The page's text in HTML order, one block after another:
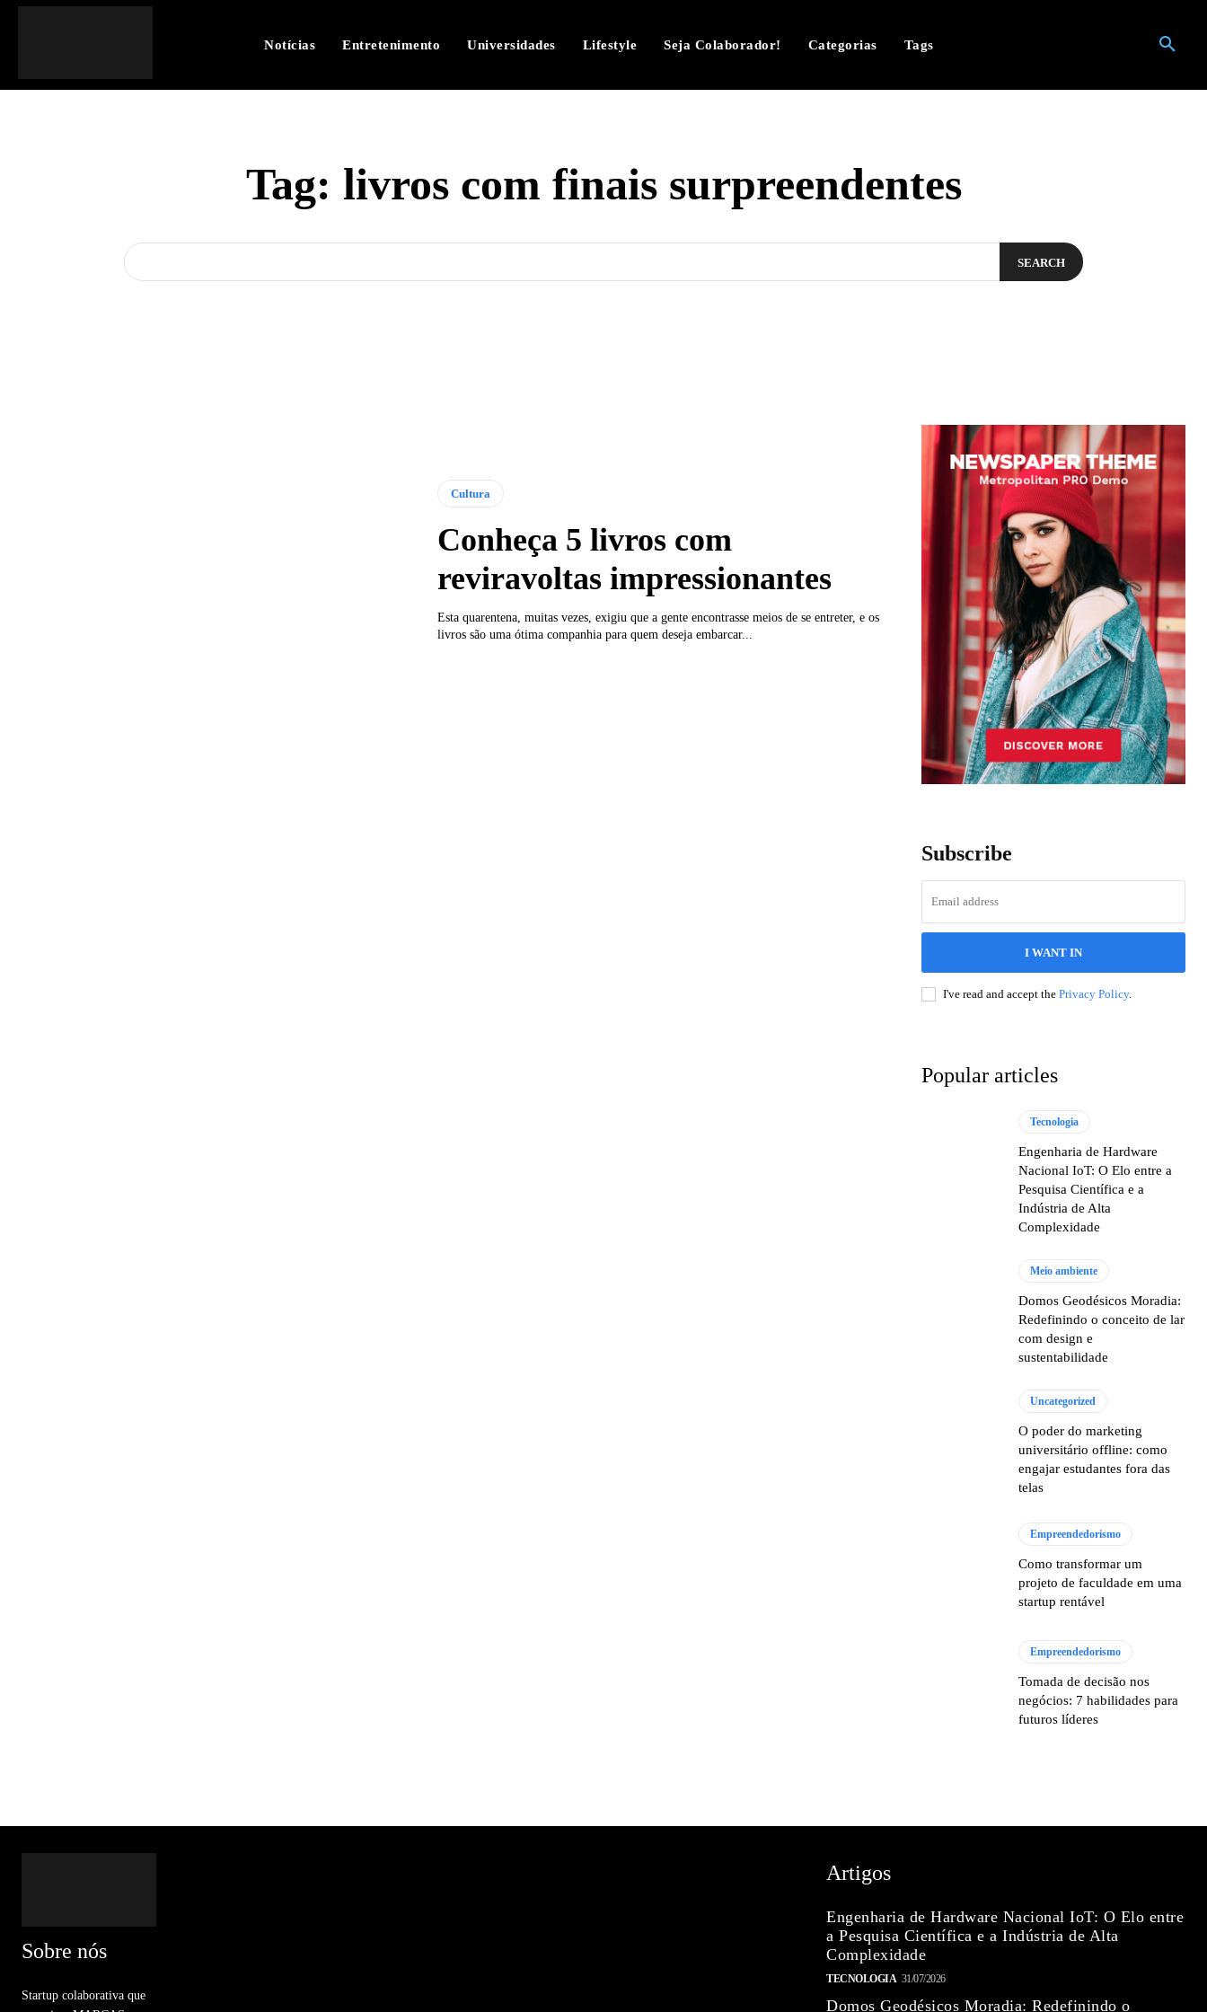
Notícias Entretenimento Universidades Lifestyle Seja Colaborador! Categorias Tags
Tag: livros com finais surpreendentes
SEARCH
Cultura
Conheça 5 livros com
reviravoltas impressionantes
Esta quarentena, muitas vezes, exigiu que a gente encontrasse meios de se entreter, e os
livros são uma ótima companhia para quem deseja embarcar...
Subscribe
I WANT IN
I've read and accept the Privacy Policy.
Popular articles
Tecnologia
Engenharia de Hardware
Nacional IoT: O Elo entre a
Pesquisa Científica e a
Indústria de Alta
Complexidade
Meio ambiente
Domos Geodésicos Moradia:
Redefinindo o conceito de lar
com design e
sustentabilidade
Uncategorized
O poder do marketing
universitário offline: como
engajar estudantes fora das
telas
Empreendedorismo
Como transformar um
projeto de faculdade em uma
startup rentável
Empreendedorismo
Tomada de decisão nos
negócios: 7 habilidades para
futuros líderes
Sobre nós
Startup colaborativa que
Artigos
Engenharia de Hardware Nacional IoT: O Elo entre
a Pesquisa Científica e a Indústria de Alta
Complexidade
TECNOLOGIA 31/07/2026
Domos Geodésicos Moradia: Redefinindo o